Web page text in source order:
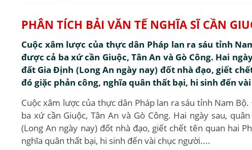
PHÂN TÍCH BẢI VĂN TẾ NGHĨA SĨ CẦN
Cuộc xâm lược của thực dân Pháp lan ra sáu tỉnh
được cả ba xứ cần Giuộc, Tân An và Gò Công. Hai
đất Gia Định (Long An ngày nay) đốt nhà đạo, giết
đó giặc phản công, nghĩa quân thất bại, hi sinh đến
Cuộc xâm lược của thực dân Pháp lan ra sáu tỉnh Nam
ba xứ cần Giuộc, Tân An và Gò Công. Hai ngày sau,
(Long An ngày nay) đốt nhà đạo, giết chết tên quan hai
nghĩa quân thất bại, hi sinh đến vài chục người....